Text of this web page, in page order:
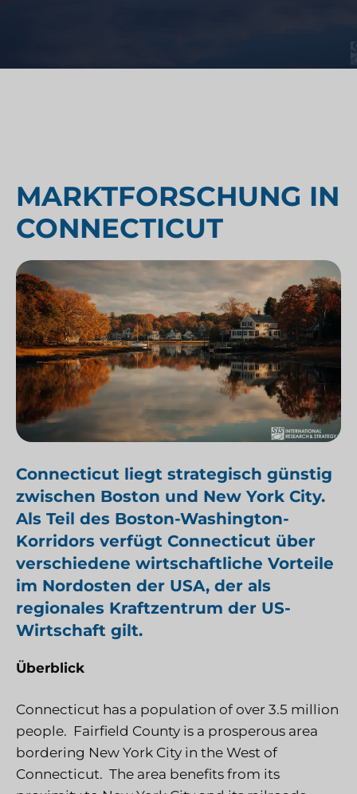
MARKTFORSCHUNG IN
CONNECTICUT
Connecticut liegt strategisch günstig
zwischen Boston und New York City.
Als Teil des Boston-Washington-
Korridors verfügt Connecticut über
verschiedene wirtschaftliche Vorteile
im Nordosten der USA, der als
regionales Kraftzentrum der US-
Wirtschaft gilt.
Überblick
Connecticut has a population of over 3.5 million
people. Fairfield County is a prosperous area
bordering New York City in the West of
Connecticut. The area benefits from its